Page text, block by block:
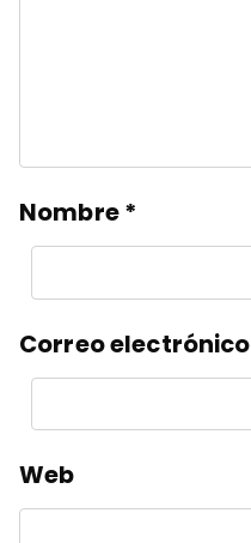
Nombre*
Correo electrónico
Web